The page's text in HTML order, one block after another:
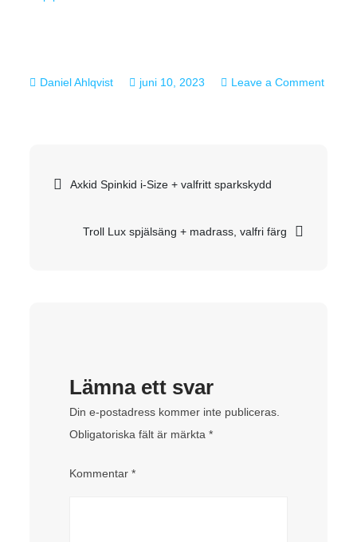
juni 10, 2023
Leave a Comment
Inläggsnavigering
Axkid Spinkid i-Size + valfritt sparkskydd
Troll Lux spjälsäng + madrass, valfri färg
Lämna ett svar
Din e-postadress kommer inte publiceras.
Obligatoriska fält är märkta*
Kommentar*